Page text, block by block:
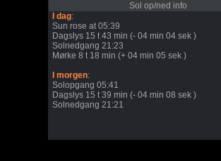
Sol op/ned info
I dag:
Sun rose at 05:39
Dagslys 15 t 43 min (- 04 min 04 sek )
Solnedgang 21:23
Mørke 8 t 18 min (+ 04 min 05 sek )
I morgen:
Solopgang 05:41
Dagslys 15 t 39 min (- 04 min 08 sek )
Solnedgang 21:21